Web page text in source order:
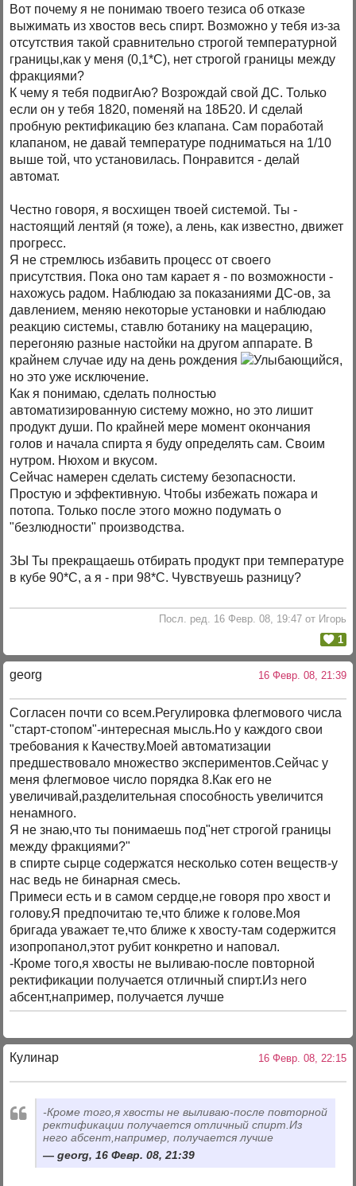
Вот почему я не понимаю твоего тезиса об отказе
выжимать из хвостов весь спирт. Возможно у тебя из-за
отсутствия такой сравнительно строгой температурной
границы,как у меня (0,1*С), нет строгой границы между
фракциями?
К чему я тебя подвигАю? Возрождай свой ДС. Только
если он у тебя 1820, поменяй на 18Б20. И сделай
пробную ректификацию без клапана. Сам поработай
клапаном, не давай температуре подниматься на 1/10
выше той, что установилась. Понравится - делай
автомат.
Честно говоря, я восхищен твоей системой. Ты -
настоящий лентяй (я тоже), а лень, как известно, движет
прогресс.
Я не стремлюсь избавить процесс от своего
присутствия. Пока оно там карает я - по возможности -
нахожусь радом. Наблюдаю за показаниями ДС-ов, за
давлением, меняю некоторые установки и наблюдаю
реакцию системы, ставлю ботанику на мацерацию,
перегоняю разные настойки на другом аппарате. В
крайнем случае иду на день рождения
,
но это уже исключение.
Как я понимаю, сделать полностью
автоматизированную систему можно, но это лишит
продукт души. По крайней мере момент окончания
голов и начала спирта я буду определять сам. Своим
нутром. Нюхом и вкусом.
Сейчас намерен сделать систему безопасности.
Простую и эффективную. Чтобы избежать пожара и
потопа. Только после этого можно подумать о
"безлюдности" производства.
ЗЫ Ты прекращаешь отбирать продукт при температуре
в кубе 90*С, а я - при 98*С. Чувствуешь разницу?
Посл. ред. 16 Февр. 08, 19:47 от Игорь
1
georg 16 Февр. 08, 21:39
Согласен почти со всем.Регулировка флегмового числа
"старт-стопом"-интересная мысль.Но у каждого свои
требования к Качеству.Моей автоматизации
предшествовало множество экспериментов.Сейчас у
меня флегмовое число порядка 8.Как его не
увеличивай,разделительная способность увеличится
ненамного.
Я не знаю,что ты понимаешь под"нет строгой границы
между фракциями?"
в спирте сырце содержатся несколько сотен веществ-у
нас ведь не бинарная смесь.
Примеси есть и в самом сердце,не говоря про хвост и
голову.Я предпочитаю те,что ближе к голове.Моя
бригада уважает те,что ближе к хвосту-там содержится
изопропанол,этот рубит конкретно и наповал.
-Кроме того,я хвосты не выливаю-после повторной
ректификации получается отличный спирт.Из него
абсент,например, получается лучше
Кулинар 16 Февр. 08, 22:15
-Кроме того,я хвосты не выливаю-после повторной
ректификации получается отличный спирт.Из
него абсент,например, получается лучше
georg, 16 Февр. 08, 21:39